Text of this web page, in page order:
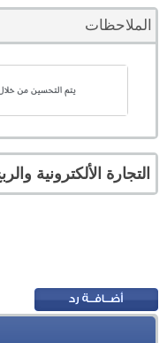
الملاحظات
التجارة الألكترونية